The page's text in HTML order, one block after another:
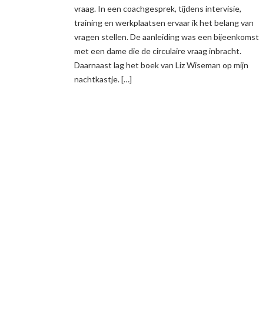
vraag. In een coachgesprek, tijdens intervisie,
training en werkplaatsen ervaar ik het belang van
vragen stellen. De aanleiding was een bijeenkomst
met een dame die de circulaire vraag inbracht.
Daarnaast lag het boek van Liz Wiseman op mijn
nachtkastje. […]